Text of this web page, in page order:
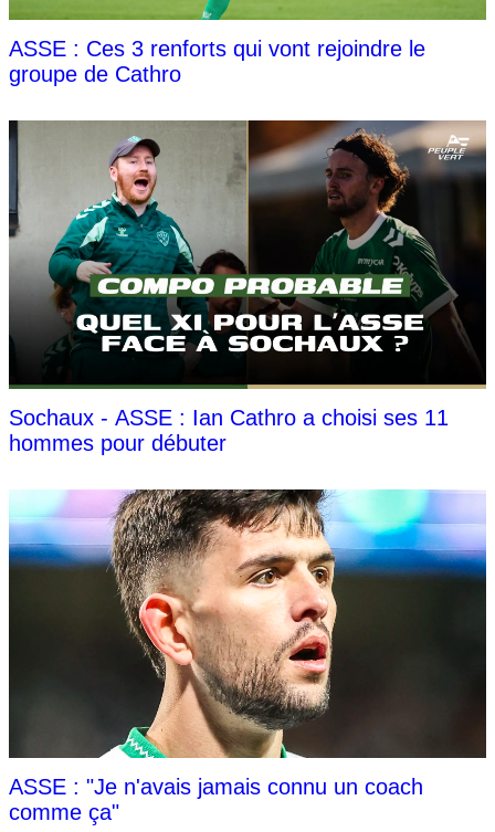
ASSE : Ces 3 renforts qui vont rejoindre le
groupe de Cathro
Sochaux - ASSE : Ian Cathro a choisi ses 11
hommes pour débuter
ASSE : "Je n'avais jamais connu un coach
comme ça"